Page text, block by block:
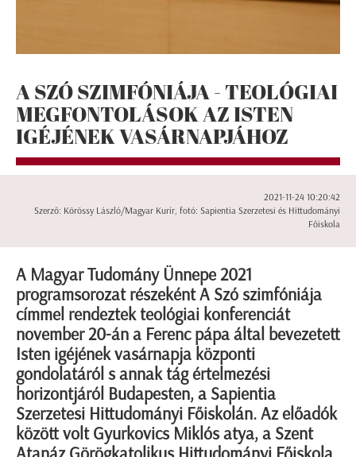
A SZÓ SZIMFÓNIÁJA - TEOLÓGIAI
MEGFONTOLÁSOK AZ ISTEN
IGÉJÉNEK VASÁRNAPJÁHOZ
2021-11-24 10:20:42
Szerző: Körössy László/Magyar Kurír, fotó: Sapientia Szerzetesi és Hittudományi
Főiskola
A Magyar Tudomány Ünnepe 2021
programsorozat részeként A Szó szimfóniája
címmel rendeztek teológiai konferenciát
november 20-án a Ferenc pápa által bevezetett
Isten igéjének vasárnapja központi
gondolatáról s annak tág értelmezési
horizontjáról Budapesten, a Sapientia
Szerzetesi Hittudományi Főiskolán. Az előadók
között volt Gyurkovics Miklós atya, a Szent